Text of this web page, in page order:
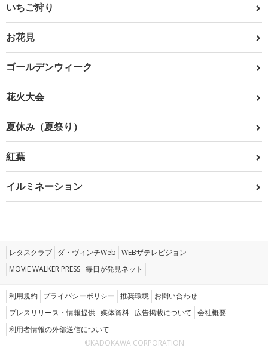
いちご狩り
お花見
ゴールデンウィーク
花火大会
夏休み（夏祭り）
紅葉
イルミネーション
レタスクラブ ダ・ヴィンチWeb WEBザテレビジョン
MOVIE WALKER PRESS 毎日が発見ネット
利用規約 プライバシーポリシー 推奨環境 お問い合わせ
プレスリリース・情報提供 媒体資料 広告掲載について 会社概要
利用者情報の外部送信について
©KADOKAWA CORPORATION